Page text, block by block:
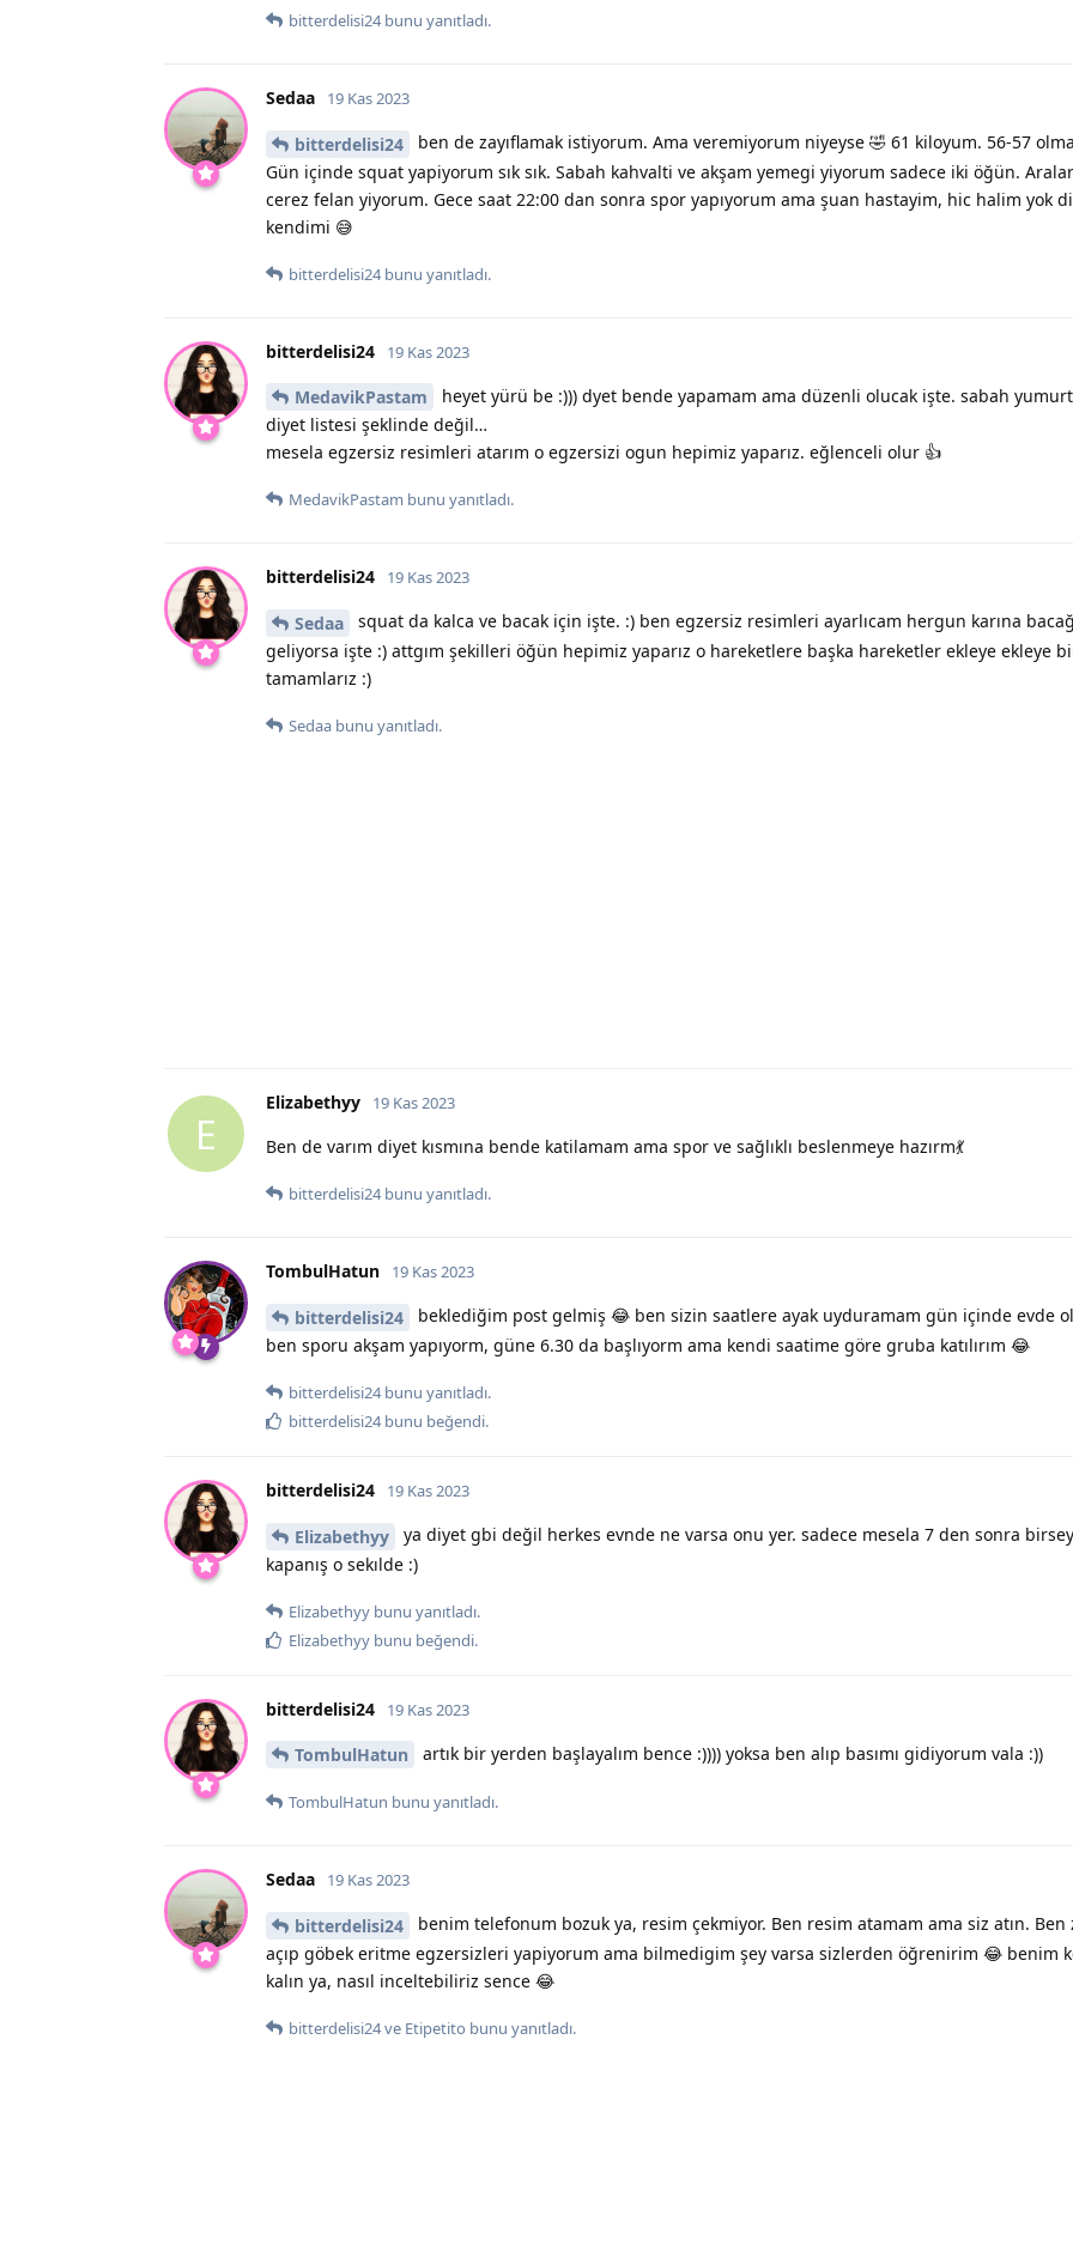
bitterdelisi24bunu yanıtladı.
Sedaa 19 Kas 2023
bitterdelisi24
ben de zayıflamak istiyorum. Ama veremiyorum niyeyse 🤣 61 kiloyum. 56-57
Gün içinde squat yapiyorum sık sık. Sabah kahvalti ve akşam yemegi yiyorum sadece iki öğün.
cerez felan yiyorum. Gece saat 22:00 dan sonra spor yapıyorum ama şuan hastayim, hic halim yok
kendimi 😅
bitterdelisi24bunu yanıtladı.
bitterdelisi24 19 Kas 2023
MedavikPastam
heyet yürü be :))) dyet bende yapamam ama düzenli olucak işte. sabah
diyet listesi şeklinde değil…
mesela egzersiz resimleri atarım o egzersizi ogun hepimiz yaparız. eğlenceli olur 👍
MedavikPastam bunu yanıtladı.
bitterdelisi24 19 Kas 2023
Sedaa
squat da kalca ve bacak için işte. :) ben egzersiz resimleri ayarlıcam hergun karına
geliyorsa işte :) attgım şekilleri öğün hepimiz yaparız o hareketlere başka hareketler ekleye ekleye
tamamlarız :)
Sedaa bunu yanıtladı.
E
Elizabethyy 19 Kas 2023
Ben de varım diyet kısmına bende katilamam ama spor ve sağlıklı beslenmeye hazırm💃
bitterdelisi24bunu yanıtladı.
TombulHatun 19 Kas 2023
bitterdelisi24
beklediğim post gelmiş 😂 ben sizin saatlere ayak uyduramam gün içinde evde
ben sporu akşam yapıyorm, güne 6.30 da başlıyorm ama kendi saatime göre gruba katılırım 😂
bitterdelisi24bunu yanıtladı.
bitterdelisi24bunu beğendi.
bitterdelisi24 19 Kas 2023
Elizabethyy
ya diyet gbi değil herkes evnde ne varsa onu yer. sadece mesela 7 den sonra
kapanış o sekılde :)
Elizabethyy bunu yanıtladı.
Elizabethyy bunu beğendi.
bitterdelisi24 19 Kas 2023
TombulHatun artık bir yerden başlayalım bence :)))) yoksa ben alıp basımı gidiyorum vala :))
TombulHatun bunu yanıtladı.
Sedaa 19 Kas 2023
bitterdelisi24
benim telefonum bozuk ya, resim çekmiyor. Ben resim atamam ama siz atın. Ben
açıp göbek eritme egzersizleri yapiyorum ama bilmedigim şey varsa sizlerden öğrenirim 😂 benim
kalın ya, nasıl inceltebiliriz sence 😂
bitterdelisi24ve Etipetito bunu yanıtladı.